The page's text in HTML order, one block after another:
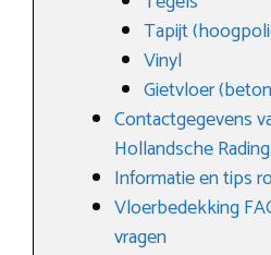
Tapijt
Vinyl
Gietvloer
Contactgegevens
Hollandsche Rading
Informatie en tips
Vloerbedekking
vragen